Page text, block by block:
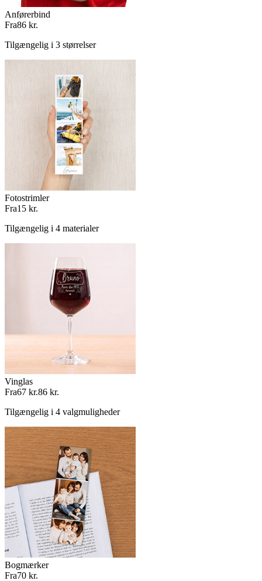
Anførerbind
Fra86 kr.
Tilgængelig i 3 størrelser
Fotostrimler
Fra15 kr.
Tilgængelig i 4 materialer
Vinglas
Fra67 kr.86 kr.
Tilgængelig i 4 valgmuligheder
Bogmærker
Fra70 kr.